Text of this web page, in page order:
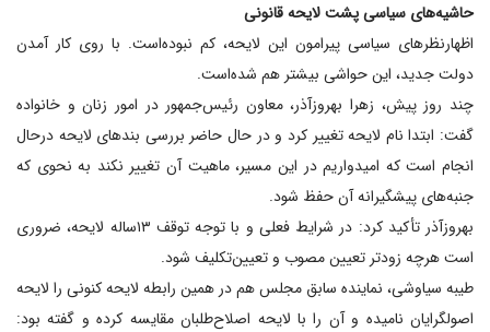
حاشیه‌های سیاسی پشت لایحه قانونی
اظهارنظر‌های سیاسی پیرامون این لایحه، کم نبوده‌است. با روی کار آمدن
دولت جدید، این حواشی بیشتر هم شده‌است.
چند روز پیش، زهرا بهروزآذر، معاون رئیس‌جمهور در امور زنان و خانواده
گفت: ابتدا نام لایحه تغییر کرد و در حال حاضر بررسی بند‌های لایحه درحال
انجام است که امیدواریم در این مسیر، ماهیت آن تغییر نکند به نحوی که
جنبه‌های پیشگیرانه آن حفظ شود.
بهروزآذر تأکید کرد: در شرایط فعلی و با توجه توقف ۱۳ساله لایحه، ضروری
است هرچه زودتر تعیین مصوب و تعیین‌تکلیف شود.
طیبه سیاوشی، نماینده سابق مجلس هم در همین رابطه لایحه کنونی را لایحه
اصولگرایان نامیده و آن را با لایحه اصلاح‌طلبان مقایسه کرده و گفته بود: